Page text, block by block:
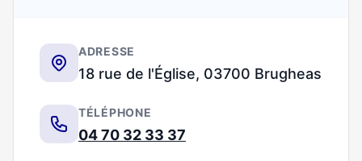
ADRESSE
18 rue de l'Église, 03700 Brugheas
TÉLÉPHONE
04 70 32 33 37